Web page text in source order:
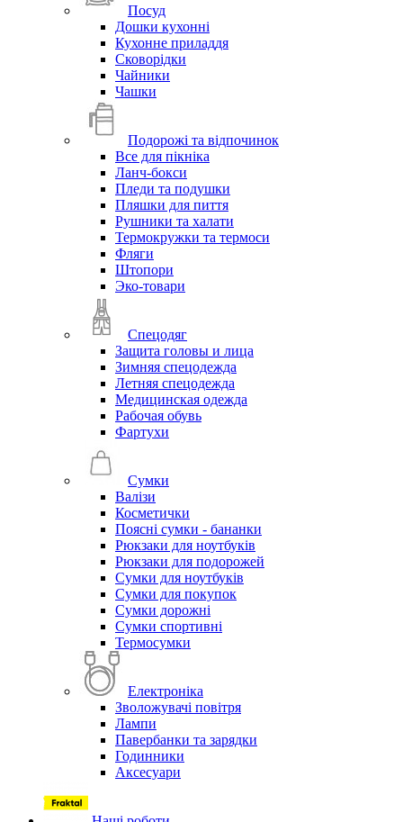
Посуд
Дошки кухонні
Кухонне приладдя
Сковорідки
Чайники
Чашки
Подорожі та відпочинок
Все для пікніка
Ланч-бокси
Пледи та подушки
Пляшки для пиття
Рушники та халати
Термокружки та термоси
Фляги
Штопори
Эко-товари
Спецодяг
Защита головы и лица
Зимняя спецодежда
Летняя спецодежда
Медицинская одежда
Рабочая обувь
Фартухи
Сумки
Валізи
Косметички
Поясні сумки - бананки
Рюкзаки для ноутбуків
Рюкзаки для подорожей
Сумки для ноутбуків
Сумки для покупок
Сумки дорожні
Сумки спортивні
Термосумки
Електроніка
Зволожувачі повітря
Лампи
Павербанки та зарядки
Годинники
Аксесуари